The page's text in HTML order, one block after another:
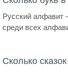
Русский алфавит
среди всех
Сколько